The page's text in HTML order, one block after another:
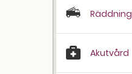
Räddning
Akutvård